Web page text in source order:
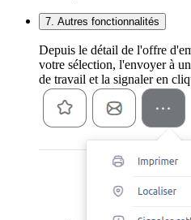
7. Autres fonctionnalités
Depuis le détail de l'offre
votre sélection, l'envoyer à
de travail et la signaler en